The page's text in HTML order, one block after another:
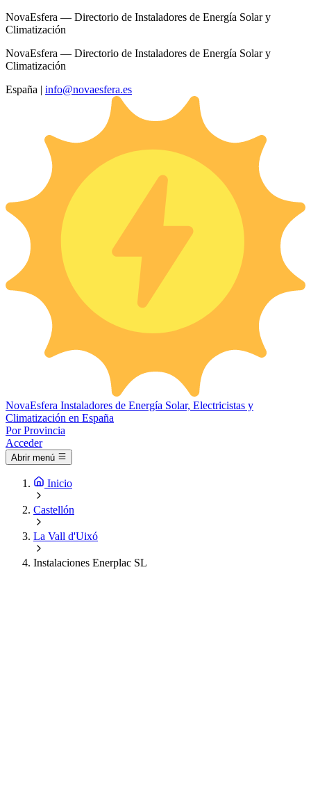
NovaEsfera — Directorio de Instaladores de Energía Solar y
Climatización
NovaEsfera — Directorio de Instaladores de Energía Solar y
Climatización
España | info@novaesfera.es
NovaEsfera Instaladores de Energía Solar, Electricistas y
Climatización en España
Por Provincia
Acceder
Abrir menú
Inicio
Castellón
La Vall d'Uixó
Instalaciones Enerplac SL